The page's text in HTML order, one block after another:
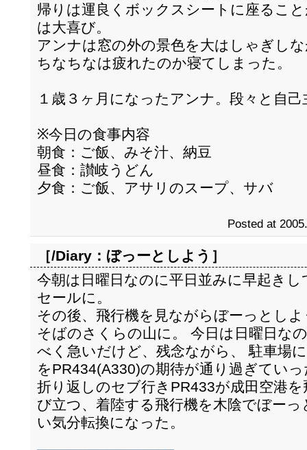
帰りは運良くボックスシートに座るこ
は大喜び。
アンナは窓の外の景色を大はしゃぎし
ちなちなは疲れたのか寝てしまった。
１歳３ヶ月になったアンナ。段々と自
※今日の食事内容
朝食：ご飯、みそ汁、納豆
昼食：讃岐うどん
夕食：ご飯、アサリのスープ、サバ
Posted at
［/Diary： ぼっーとしよう ］
今朝は日曜日なのに平日並みに早起き
セールに。
その後、飛行機を見ながらぼーっとし
そばのさくらの山に。 今日は日曜日な
べく急いだけど、残念ながら、 駐車場
をPR434(A330)の期待が通り過ぎていっ
折り返しのセブ行きPR433が成田空港
び立つ、着陸する飛行機を木陰でぼー
い気分転換になった。